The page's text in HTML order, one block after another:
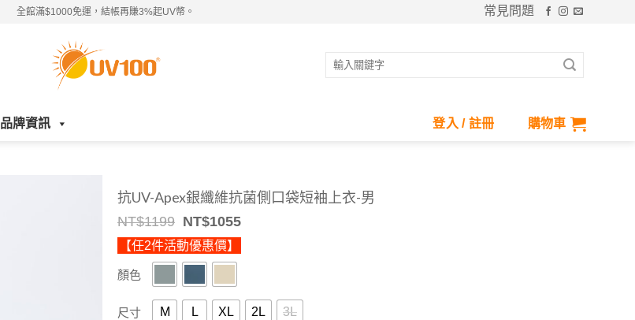
全館滿$1000免運，結帳再賺3%起UV幣。 常見問題
搜
品牌資訊 登入 / 註冊 購物車
抗UV-Apex銀纖維抗菌側口袋短袖上衣-男
NT$1199 Original
price
was:
NT$1199.
NT$1055Current
price
【任2件活動優惠價】
顏色
尺寸 M L XL 2L 3L